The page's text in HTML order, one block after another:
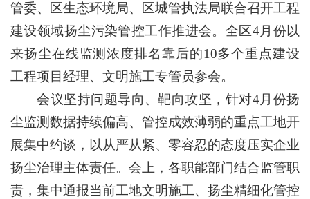
管委、区生态环境局、区城管执法局联合召开工程
建设领域扬尘污染管控工作推进会。全区4月份以
来扬尘在线监测浓度排名靠后的10多个重点建设
工程项目经理、文明施工专管员参会。
会议坚持问题导向、靶向攻坚，针对4月份扬
尘监测数据持续偏高、管控成效薄弱的重点工地开
展集中约谈，以从严从紧、零容忍的态度压实企业
扬尘治理主体责任。会上，各职能部门结合监管职
责，集中通报当前工地文明施工、扬尘精细化管控